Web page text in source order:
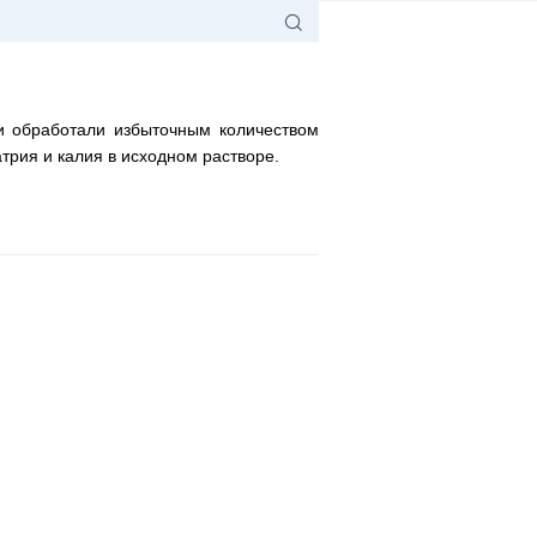
избыточным количеством
и калия в исходном растворе.